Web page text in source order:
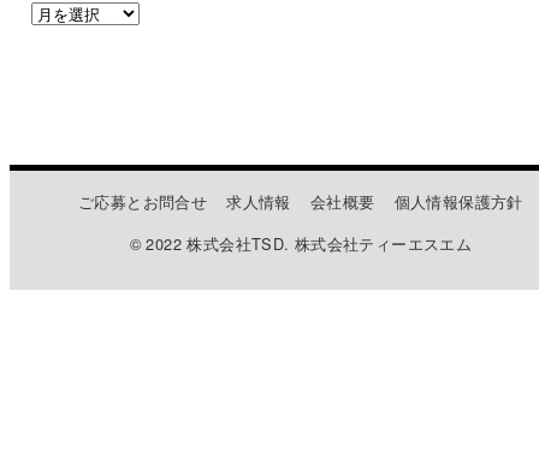
ご応募とお問合せ 求人情報 会社概要
個人情報保護方針
© 2022 株式会社TSD. 株式会社ティーエスエム